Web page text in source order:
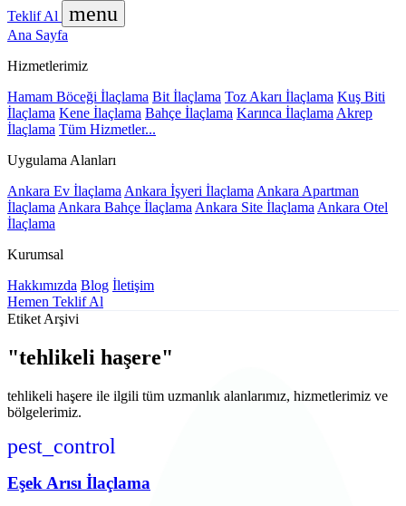
Teklif Al
menu
Ana Sayfa
Hizmetlerimiz
Hamam Böceği İlaçlama Bit İlaçlama Toz Akarı İlaçlama Kuş Biti
İlaçlama Kene İlaçlama Bahçe İlaçlama Karınca İlaçlama Akrep
İlaçlama Tüm Hizmetler...
Uygulama Alanları
Ankara Ev İlaçlama Ankara İşyeri İlaçlama Ankara Apartman
İlaçlama Ankara Bahçe İlaçlama Ankara Site İlaçlama Ankara Otel
İlaçlama
Kurumsal
Hakkımızda Blog İletişim
Hemen Teklif Al
Etiket Arşivi
"tehlikeli haşere"
tehlikeli haşere ile ilgili tüm uzmanlık alanlarımız, hizmetlerimiz ve
bölgelerimiz.
pest_control
Eşek Arısı İlaçlama